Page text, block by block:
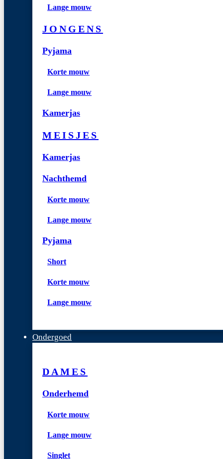
Lange mouw
JONGENS
Pyjama
Korte mouw
Lange mouw
Kamerjas
MEISJES
Kamerjas
Nachthemd
Korte mouw
Lange mouw
Pyjama
Short
Korte mouw
Lange mouw
Ondergoed
DAMES
Onderhemd
Korte mouw
Lange mouw
Singlet